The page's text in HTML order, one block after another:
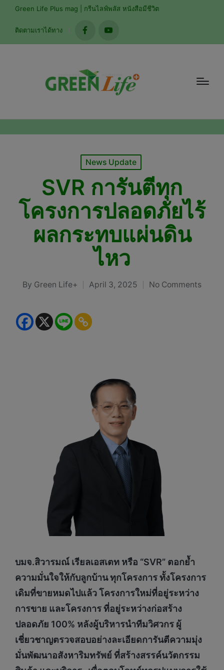
Green Life Plus mag | กรีนไลฟ์พลัส หนังสือมีชีวิต
ติดตามเราได้ทาง
facebookyoutube
Posted
News Update
SVR การันตีทุก
โครงการปลอดภัยไร้
ผลกระทบแผ่นดิน
ไหว
Posted
By Green Life+ April 3, 2025 No Comments
บมจ.สิวารมณ์ เรียลเอสเตท หรือ “SVR” ตอกย้ำ
ความมั่นใจให้กับลูกบ้าน ทุกโครงการ ทั้งโครงการ
เดิมที่ขายหมดไปแล้ว โครงการใหม่ที่อยู่ระหว่าง
การขาย และโครงการ ที่อยู่ระหว่างก่อสร้าง
ปลอดภัย 100% หลังผู้บริหารนำทีมวิศวกร ผู้
เชี่ยวชาญตรวจสอบอย่างละเอียดการันตีความมุ่ง
มั่นพัฒนาอสังหาริมทรัพย์ ที่สร้างสรรค์นวัตกรรม
modal-check